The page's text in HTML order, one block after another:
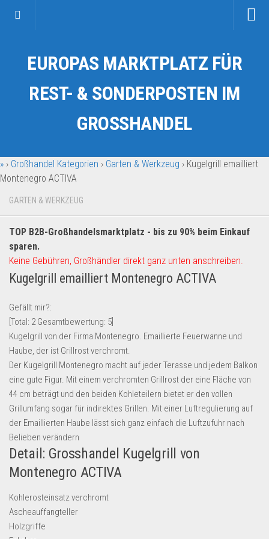
Kategorien
Auto & Motorrad
Fahrzeuge & Transport
Garten & Werkzeug
Geschäft, Büro & Schreibwaren
Geschenkartikel
Handy und Smartphone
Kosmetik & Pflege
Lebensmittel & Getränke
Multimedia & Elektro
Münzen
Spielzeug & Games
Schuhe & Accessoires
Sport & Freizeit
Uhren & Schmuck
Wohnen & Einrichten
Restposten-Angebote
eBay Restposten kaufen
Sonderposten-Angebote
Saison & Eventprodkte
EUROPAS MARKTPLATZ FÜR
REST- & SONDERPOSTEN IM
GROSSHANDEL
» › Großhandel Kategorien › Garten & Werkzeug › Kugelgrill emailliert
Montenegro ACTIVA
GARTEN & WERKZEUG
TOP B2B-Großhandelsmarktplatz - bis zu 90% beim Einkauf
sparen.
Keine Gebühren, Großhändler direkt ganz unten anschreiben.
Kugelgrill emailliert Montenegro ACTIVA
Gefällt mir?:
[Total: 2Gesamtbewertung: 5
Kugelgrill von der Firma Montenegro. Emaillierte Feuerwanne und
Haube, der ist Grillrost verchromt.
Der Kugelgrill Montenegro macht auf jeder Terasse und jedem Balkon
eine gute Figur. Mit einem verchromten Grillrost der eine Fläche von
44 cm beträgt und den beiden Kohleteilern bietet er den vollen
Grillumfang sogar für indirektes Grillen. Mit einer Luftregulierung auf
der Emaillierten Haube lässt sich ganz einfach die Luftzufuhr nach
Belieben verändern
Detail: Grosshandel Kugelgrill von
Montenegro ACTIVA
Kohlerosteinsatz verchromt
Ascheauffangteller
Holzgriffe